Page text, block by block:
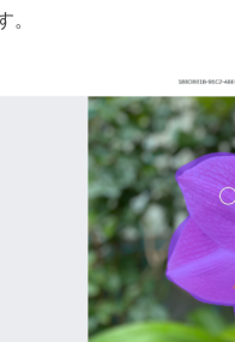
。